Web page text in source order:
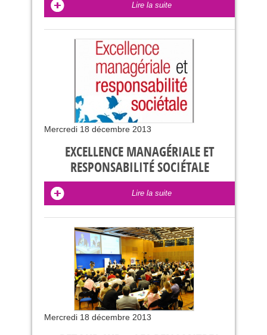
Lire la suite
Mercredi 18 décembre 2013
EXCELLENCE MANAGÉRIALE ET
RESPONSABILITÉ SOCIÉTALE
Lire la suite
Mercredi 18 décembre 2013